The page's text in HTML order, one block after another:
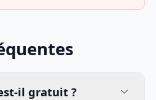
il gratuit ?